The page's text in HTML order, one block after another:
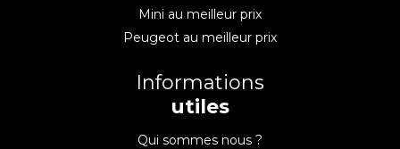
Mini au meilleur prix
Peugeot au meilleur prix
Informations
utiles
Qui sommes nous ?